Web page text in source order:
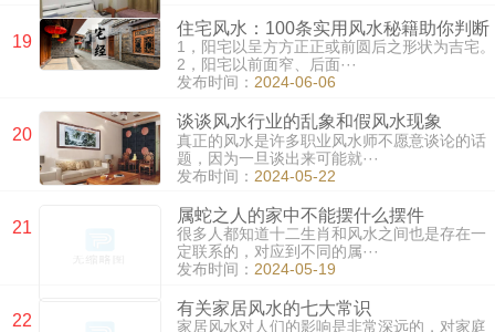
19
住宅风水：100条实用风水秘籍助你判断
1，阳宅以呈方方正正或前圆后之形状为吉宅。
2，阳宅以前面窄、后面···
发布时间： 2024-06-06
20
谈谈风水行业的乱象和假风水现象
真正的风水是许多职业风水师不愿意谈论的话
题，因为一旦谈出来可能就···
发布时间： 2024-05-22
21
属蛇之人的家中不能摆什么摆件
很多人都知道十二生肖和风水之间也是存在一
定联系的，对应到不同的属···
发布时间： 2024-05-19
22
有关家居风水的七大常识
家居风水对人们的影响是非常深远的，对家庭